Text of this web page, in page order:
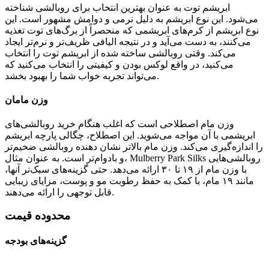
ابریشم توت به عنوان بهترین انتخاب برای روبالشی شناخته
می‌شود. این نوع ابریشم به دلیل نرمی و دوامش مشهور است. این
نوع ابریشم از کرم‌های ابریشمی که منحصراً از برگ‌های توت تغذیه
می‌کنند، به دست می‌آید و در نتیجه الیافی ظریف‌تر و نرم‌تر ایجاد
می‌کند. وقتی روبالشی ساخته شده از ابریشم توت را انتخاب
می‌کنید، در واقع لوکس بودن و کیفیتی را انتخاب می‌کنید که
می‌تواند تجربه خواب شما را بهبود بخشد.
وزن مامان
وزن مام اصطلاحی است که اغلب هنگام خرید روبالشی‌های
ابریشمی با آن مواجه می‌شوید. این اصطلاح، چگالی پارچه ابریشم
را اندازه‌گیری می‌کند. وزن مام بالاتر نشان دهنده روبالشی ضخیم‌تر
و بادوام‌تر است. به عنوان مثال، Mulberry Park Silks روبالشی‌هایی
با وزن مام از ۱۹ تا ۳۰ ارائه می‌دهد. حتی گزینه‌های سبک‌تر آنها،
مانند ۱۹ مام، با کمک به حفظ رطوبت مو و پوست، مزایای زیبایی
قابل توجهی را ارائه می‌دهند.
محدوده قیمت
گزینه‌های بودجه